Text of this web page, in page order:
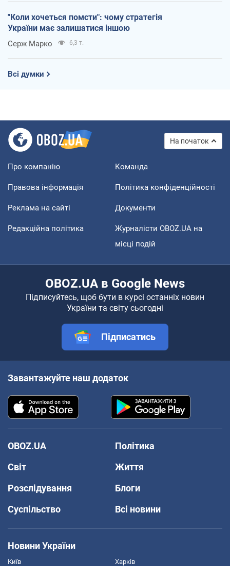
"Коли хочеться помсти": чому стратегія
України має залишатися іншою
Серж Марко 6,3 т.
Всі думки
На початок
Про компанію Команда
Правова інформація Політика конфіденційності
Реклама на сайті Документи
Редакційна політика
Журналісти OBOZ.UA на
місці подій
OBOZ.UA в Google News
Підписуйтесь, щоб бути в курсі останніх новин
України та світу сьогодні
Підписатись
Завантажуйте наш додаток
OBOZ.UA
Політика
Світ
Життя
Розслідування
Блоги
Суспільство
Всі новини
Новини України
Київ Харків